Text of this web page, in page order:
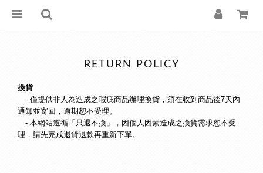
RETURN POLICY
換貨
- 僅提供非人為造成之瑕疵商品辦理換貨，須在收到商品後7天內
通知並寄回，逾期恕不受理。
- 本網站遵循 「只退不換」， 因個人因素造成之換貨需求恕不受
理，請先完成退貨退款再重新下單。